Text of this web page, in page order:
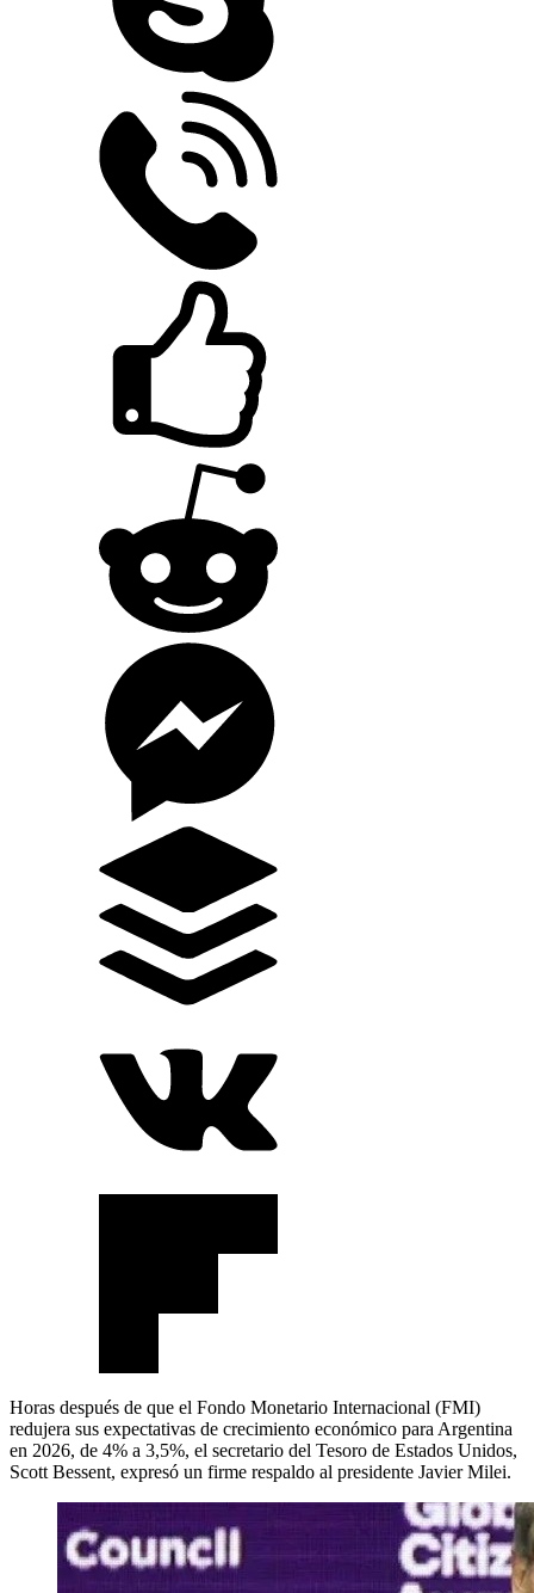
Horas después de que el Fondo Monetario Internacional (FMI)
redujera sus expectativas de crecimiento económico para Argentina
en 2026, de 4% a 3,5%, el secretario del Tesoro de Estados Unidos,
Scott Bessent, expresó un firme respaldo al presidente Javier Milei.